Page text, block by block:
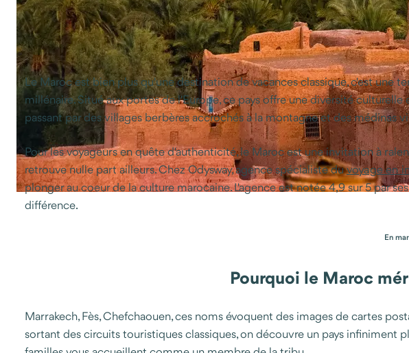
Le Maroc est bien plus qu'une destination de vacances classique, c'est une
millénaire. Situé aux portes de l'Europe, ce pays offre une diversité
passant par des villages berbères accrochés à la montagne et des médinas
Pour les voyageurs en quête d'authenticité, le Maroc est une invitation à
retrouve nulle part ailleurs. Chez Odysway, agence spécialiste duvoyage en
plonger au coeur de la culture marocaine. L'agence est notée 4,9 sur 5 par
différence.
En
Pourquoi le Maroc
Marrakech, Fès, Chefchaouen, ces noms évoquent des images de cartes
sortant des circuits touristiques classiques, on découvre un pays infiniment